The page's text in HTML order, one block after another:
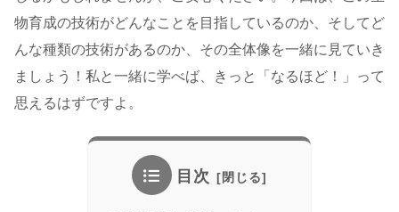
物育成の技術がどんなことを目指しているのか、そしてど
んな種類の技術があるのか、その全体像を一緒に見ていき
ましょう！私と一緒に学べば、きっと「なるほど！」って
思えるはずですよ。
目次